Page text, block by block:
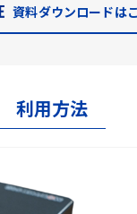
資料ダウンロードは
利用方法